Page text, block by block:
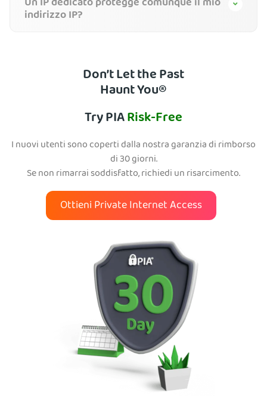
indirizzo IP?
Don’t Let the Past
Haunt You®
Try PIARisk-Free
I nuovi utenti sono coperti dalla nostra garanzia di rimborso
di 30 giorni.
Se non rimarrai soddisfatto, richiedi un risarcimento.
Ottieni Private Internet Access